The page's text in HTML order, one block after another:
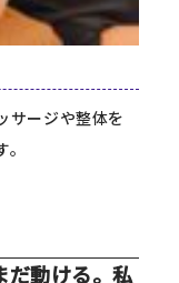
サージや整体を
だ動ける。私